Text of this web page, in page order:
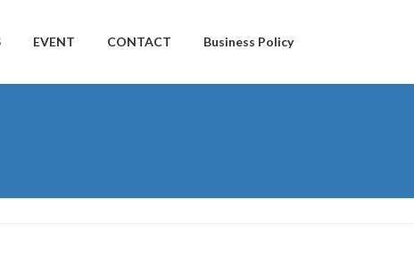
EVENT CONTACT Business Policy